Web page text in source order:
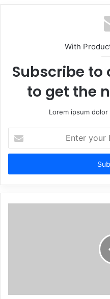
With
Subscribe
to get the
Lorem ipsum
your
Email